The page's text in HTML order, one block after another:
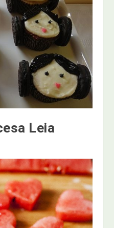
Leia